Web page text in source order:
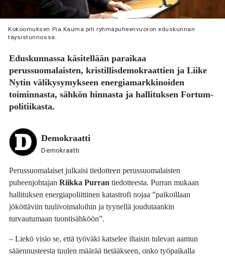
Kokoomuksen Pia Kauma piti ryhmäpuheenvuoron eduskunnan
täysistunnossa.
Eduskunnassa käsitellään paraikaa
perussuomalaisten, kristillisdemokraattien ja Liike
Nytin välikysymykseen energiamarkkinoiden
toiminnasta, sähkön hinnasta ja hallituksen Fortum-
politiikasta.
Demokraatti
Demokraatti
Perussuomalaiset julkaisi tiedotteen perussuomalaisten
puheenjohtajanRiikka Purran tiedotteesta. Purran mukaan
hallituksen energiapoliittinen katastrofi nojaa ”paikoillaan
jököttäviin tuulivoimaloihin ja tyynellä joudutaankin
turvautumaan tuontisähköön”.
– Liekö visio se, että työväki katselee iltaisin tulevan aamun
sääennusteesta tuulen määrää tietääkseen, onko työpaikalla